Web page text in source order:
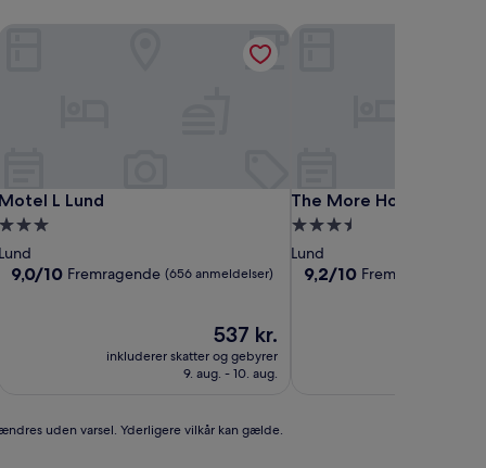
Motel L Lund
Motel L Lund
3.0-
stjernet
overnatningssted
Lund
9.0
9,0/10 Fremragende (656 anmeldelser)
Prisen
er
537 kr.
537 kr.
inkluderer skatter og gebyrer
9. aug. - 10. aug.
The More Hotel Lund
The More Hotel Lund
3.5-
stjernet
overnatningssted
Lund
9.2
9,2/10 Fremragende
uden varsel. Yderligere vilkår kan gælde.